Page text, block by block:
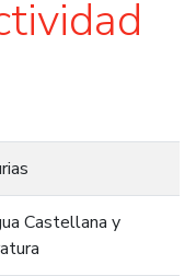
Castellana y